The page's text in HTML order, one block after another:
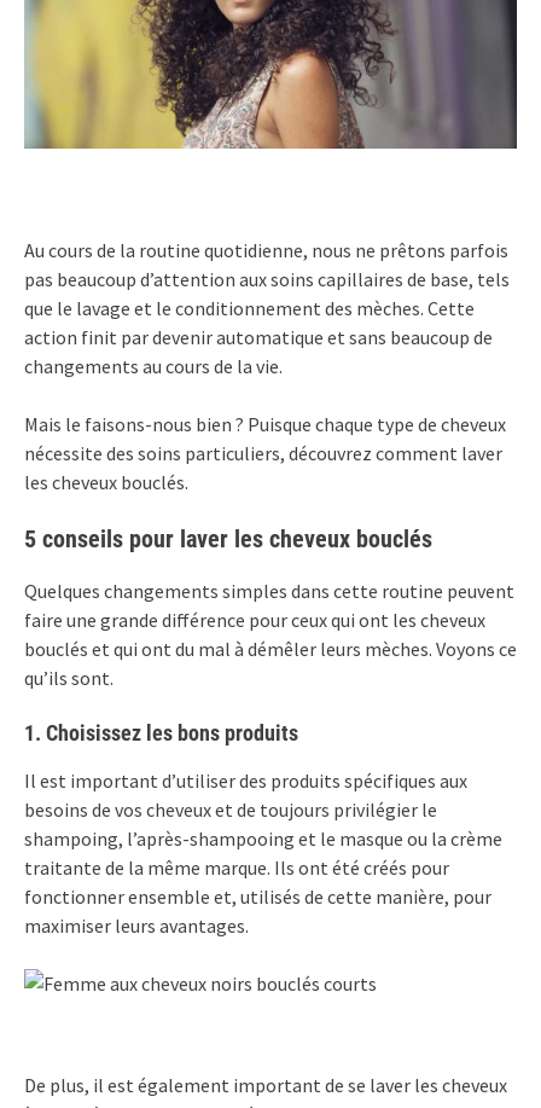
Au cours de la routine quotidienne, nous ne prêtons parfois
pas beaucoup d’attention aux soins capillaires de base, tels
que le lavage et le conditionnement des mèches. Cette
action finit par devenir automatique et sans beaucoup de
changements au cours de la vie.
Mais le faisons-nous bien ? Puisque chaque type de cheveux
nécessite des soins particuliers, découvrez comment laver
les cheveux bouclés.
5 conseils pour laver les cheveux bouclés
Quelques changements simples dans cette routine peuvent
faire une grande différence pour ceux qui ont les cheveux
bouclés et qui ont du mal à démêler leurs mèches. Voyons ce
qu’ils sont.
1. Choisissez les bons produits
Il est important d’utiliser des produits spécifiques aux
besoins de vos cheveux et de toujours privilégier le
shampoing, l’après-shampooing et le masque ou la crème
traitante de la même marque. Ils ont été créés pour
fonctionner ensemble et, utilisés de cette manière, pour
maximiser leurs avantages.
De plus, il est également important de se laver les cheveux